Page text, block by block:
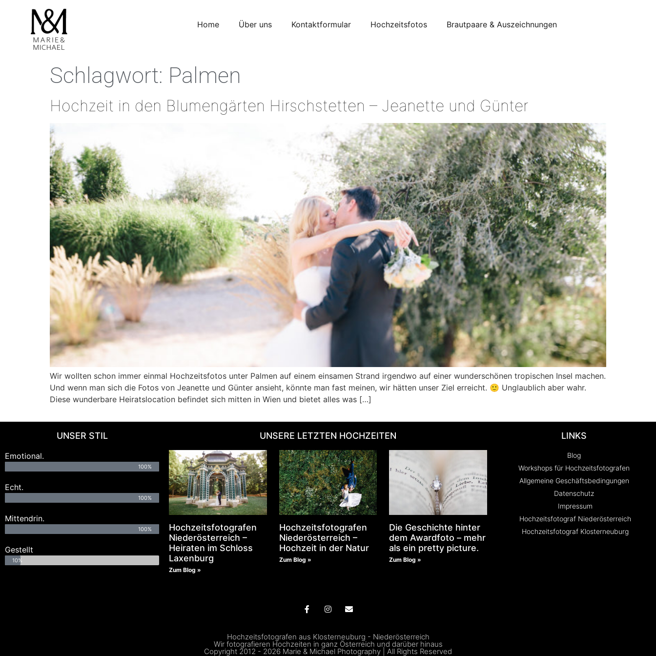
Home Über uns Kontaktformular Hochzeitsfotos Brautpaare & Auszeichnungen
Schlagwort: Palmen
Hochzeit in den Blumengärten Hirschstetten – Jeanette und Günter
Wir wollten schon immer einmal Hochzeitsfotos unter Palmen auf einem einsamen Strand irgendwo auf einer wunderschönen tropischen Insel machen.
Und wenn man sich die Fotos von Jeanette und Günter ansieht, könnte man fast meinen, wir hätten unser Ziel erreicht. 🙂 Unglaublich aber wahr.
Diese wunderbare Heiratslocation befindet sich mitten in Wien und bietet alles was […]
UNSER STIL
Emotional.
100%
Echt.
100%
Mittendrin.
100%
Gestellt
10%
UNSERE LETZTEN HOCHZEITEN
Hochzeitsfotografen
Niederösterreich –
Heiraten im Schloss
Laxenburg
Zum Blog »
Hochzeitsfotografen
Niederösterreich –
Hochzeit in der Natur
Zum Blog »
Die Geschichte hinter
dem Awardfoto – mehr
als ein pretty picture.
Zum Blog »
LINKS
Blog
Workshops für Hochzeitsfotografen
Allgemeine Geschäftsbedingungen
Datenschutz
Impressum
Hochzeitsfotograf Niederösterreich
Hochzeitsfotograf Klosterneuburg
Hochzeitsfotografen aus Klosterneuburg - Niederösterreich
Wir fotografieren Hochzeiten in ganz Österreich und darüber hinaus
Copyright 2012 - 2026 Marie & Michael Photography | All Rights Reserved